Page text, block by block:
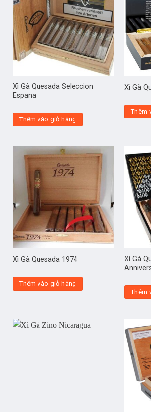
Xì Gà Quesada Seleccion
Espana
Thêm vào giỏ hàng
Xì Gà
Thêm
Xì Gà Quesada 1974
Thêm vào giỏ hàng
Xì Gà
Thêm